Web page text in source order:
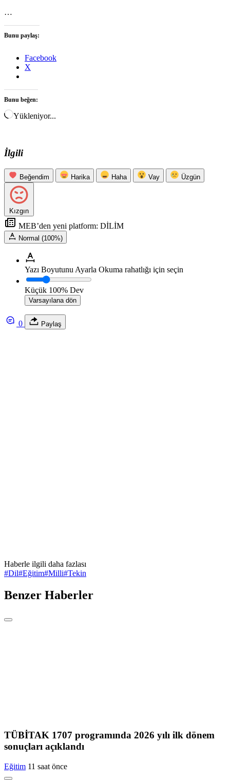
…
Bunu paylaş:
Facebook
X
Bunu beğen:
Yükleniyor...
İlgili
Beğendim Harika Haha Vay Üzgün
Kızgın
MEB’den yeni platform: DİLİM
Normal (100%)
Yazı Boyutunu Ayarla Okuma rahatlığı için seçin
Küçük 100% Dev
Varsayılana dön
0 Paylaş
Haberle ilgili daha fazlası
#Dil#Eğitim#Milli#Tekin
Benzer Haberler
TÜBİTAK 1707 programında 2026 yılı ilk dönem
sonuçları açıklandı
Eğitim 11 saat önce